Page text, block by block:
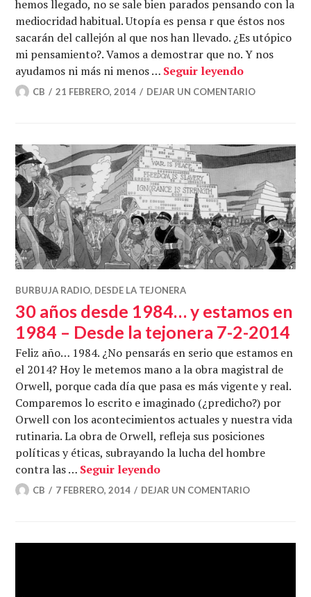
hemos llegado, no se sale bien parados pensando con la
mediocridad habitual. Utopía es pensa r que éstos nos
sacarán del callejón al que nos han llevado. ¿Es utópico
mi pensamiento?. Vamos a demostrar que no. Y nos
ayudamos ni más ni menos … Seguir leyendoPensando a
CB 21 FEBRERO, 2014 DEJAR UN COMENTARIO
BURBUJA RADIO, DESDE LA TEJONERA
30 años desde 1984… y estamos en
1984 – Desde la tejonera 7-2-2014
Feliz año… 1984. ¿No pensarás en serio que estamos en
el 2014? Hoy le metemos mano a la obra magistral de
Orwell, porque cada día que pasa es más vigente y real.
Comparemos lo escrito e imaginado (¿predicho?) por
Orwell con los acontecimientos actuales y nuestra vida
rutinaria. La obra de Orwell, refleja sus posiciones
políticas y éticas, subrayando la lucha del hombre
contra las … Seguir leyendo30 años desde 1984… y
CB 7 FEBRERO, 2014 DEJAR UN COMENTARIO